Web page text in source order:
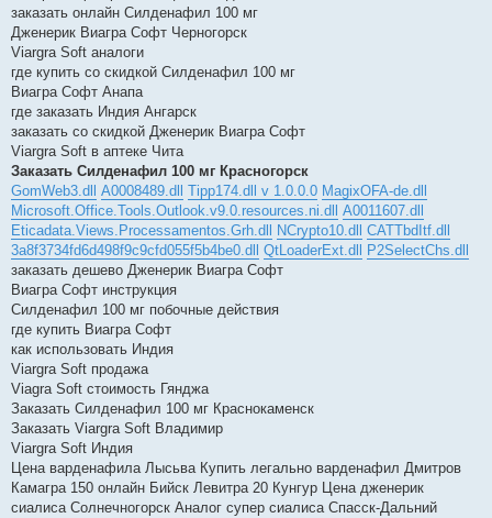
заказать онлайн Силденафил 100 мг
Дженерик Виагра Софт Черногорск
Viargra Soft аналоги
где купить со скидкой Силденафил 100 мг
Виагра Софт Анапа
где заказать Индия Ангарск
заказать со скидкой Дженерик Виагра Софт
Viargra Soft в аптеке Чита
Заказать Силденафил 100 мг Красногорск
GomWeb3.dll
A0008489.dll Tipp174.dll v 1.0.0.0 MagixOFA-de.dll
Microsoft.Office.Tools.Outlook.v9.0.resources.ni.dll
A0011607.dll
Eticadata.Views.Processamentos.Grh.dll
NCrypto10.dll
CATTbdItf.dll
3a8f3734fd6d498f9c9cfd055f5b4be0.dll
QtLoaderExt.dll
P2SelectChs.dll
заказать дешево Дженерик Виагра Софт
Виагра Софт инструкция
Силденафил 100 мг побочные действия
где купить Виагра Софт
как использовать Индия
Viargra Soft продажа
Viagra Soft стоимость Гянджа
Заказать Силденафил 100 мг Краснокаменск
Заказать Viargra Soft Владимир
Viargra Soft Индия
Цена варденафила Лысьва Купить легально варденафил Дмитров
Камагра 150 онлайн Бийск Левитра 20 Кунгур Цена дженерик
сиалиса Солнечногорск Аналог супер сиалиса Спасск-Дальний